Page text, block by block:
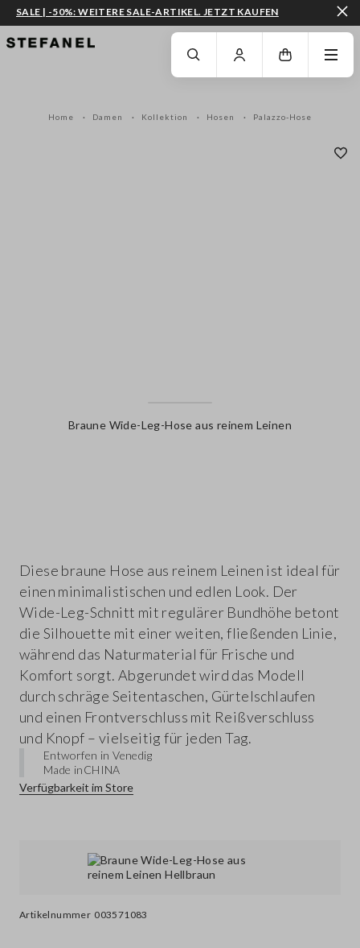
ZUM HAUPTINHALT SPRINGEN GEHEN SIE ZUM ENDE DER SEITE
SALE | -50%: WEITERE SALE-ARTIKEL. JETZT KAUFEN
Home Damen Kollektion Hosen Palazzo-Hose
Braune Wide-Leg-Hose aus reinem Leinen
Artikelnummer 003571083
Diese braune Hose aus reinem Leinen ist ideal für
einen minimalistischen und edlen Look. Der
Wide-Leg-Schnitt mit regulärer Bundhöhe betont
die Silhouette mit einer weiten, fließenden Linie,
während das Naturmaterial für Frische und
Komfort sorgt. Abgerundet wird das Modell
durch schräge Seitentaschen, Gürtelschlaufen
und einen Frontverschluss mit Reißverschluss
und Knopf – vielseitig für jeden Tag.
Entworfen in Venedig
Made inCHINA
Verfügbarkeit im Store